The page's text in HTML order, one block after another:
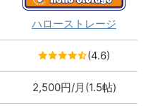
ハローストレージ
(4.6)
2,500円/月(1.5帖)